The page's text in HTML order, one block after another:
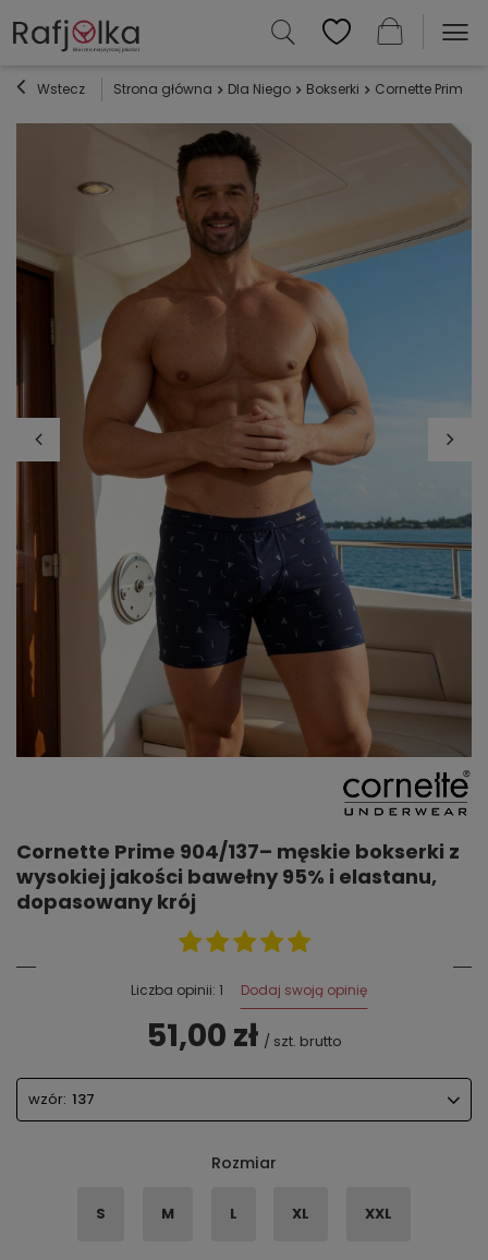
Wstecz Strona główna Dla Niego Bokserki Cornette Prime
Cornette Prime 904/137– męskie bokserki z
wysokiej jakości bawełny 95% i elastanu,
dopasowany krój
Liczba opinii: 1 Dodaj swoją opinię
51,00 zł / szt. brutto
wzór: 137
Rozmiar
S M L XL XXL